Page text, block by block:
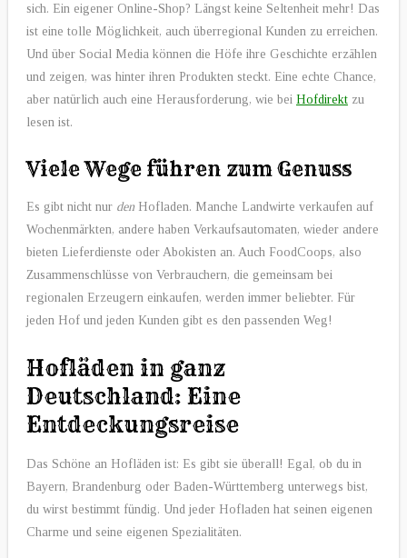
sich. Ein eigener Online-Shop? Längst keine Seltenheit mehr! Das
ist eine tolle Möglichkeit, auch überregional Kunden zu erreichen.
Und über Social Media können die Höfe ihre Geschichte erzählen
und zeigen, was hinter ihren Produkten steckt. Eine echte Chance,
aber natürlich auch eine Herausforderung, wie bei Hofdirektzu
lesen ist.
Viele Wege führen zum Genuss
Es gibt nicht nur denHofladen. Manche Landwirte verkaufen auf
Wochenmärkten, andere haben Verkaufsautomaten, wieder andere
bieten Lieferdienste oder Abokisten an. Auch FoodCoops, also
Zusammenschlüsse von Verbrauchern, die gemeinsam bei
regionalen Erzeugern einkaufen, werden immer beliebter. Für
jeden Hof und jeden Kunden gibt es den passenden Weg!
Hofläden in ganz
Deutschland: Eine
Entdeckungsreise
Das Schöne an Hofläden ist: Es gibt sie überall! Egal, ob du in
Bayern, Brandenburg oder Baden-Württemberg unterwegs bist,
du wirst bestimmt fündig. Und jeder Hofladen hat seinen eigenen
Charme und seine eigenen Spezialitäten.